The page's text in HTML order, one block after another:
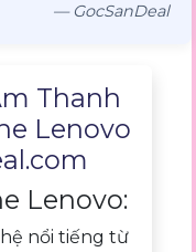
— GocSanDeal
Thanh
Lenovo
Lenovo:
nổi tiếng từ